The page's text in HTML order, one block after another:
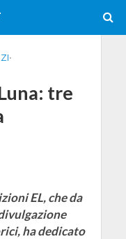
•
tre
EL, che da
ha dedicato